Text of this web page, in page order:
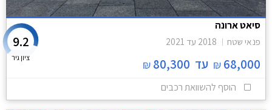
סיאט ארונה
פנאי שטח 2018 עד 2021
68,000
₪ עד 80,300
₪
9.2
ציון גיר
הוסף להשוואת רכבים